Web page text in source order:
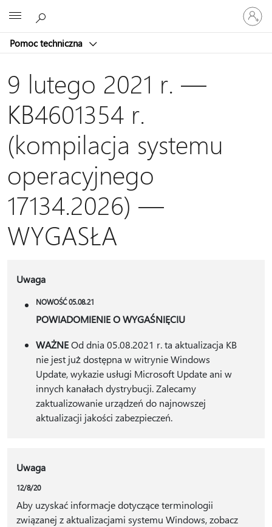
Pomoc techniczna
Zaloguj
się
do
konta
9 lutego 2021 r. —
KB4601354 r.
(kompilacja systemu
operacyjnego
17134.2026) —
WYGASŁA
Uwaga
NOWOŚĆ 05.08.21
POWIADOMIENIE O WYGAŚNIĘCIU
WAŻNEOd dnia 05.08.2021 r. ta aktualizacja KB
nie jest już dostępna w witrynie Windows
Update, wykazie usługi Microsoft Update ani w
innych kanałach dystrybucji. Zalecamy
zaktualizowanie urządzeń do najnowszej
aktualizacji jakości zabezpieczeń.
Uwaga
12/8/20
Aby uzyskać informacje dotyczące terminologii
związanej z aktualizacjami systemu Windows, zobacz